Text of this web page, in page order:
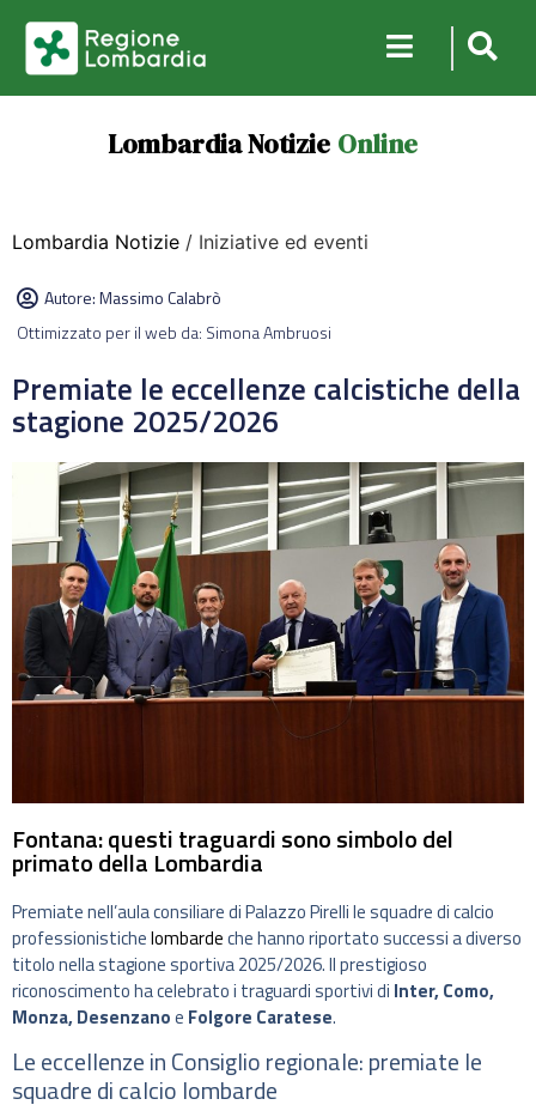
Lombardia Notizie Online
Lombardia Notizie / Iniziative ed eventi
Autore:Massimo Calabrò
Ottimizzato per il web da: Simona Ambruosi
Premiate le eccellenze calcistiche della
stagione 2025/2026
Fontana: questi traguardi sono simbolo del
primato della Lombardia
Premiate nell’aula consiliare di Palazzo Pirelli le squadre di calcio
professionistichelombardeche hanno riportato successi a diverso
titolo nella stagione sportiva 2025/2026. Il prestigioso
riconoscimento ha celebrato i traguardi sportivi di Inter, Como,
Monza, Desenzanoe Folgore Caratese.
Le eccellenze in Consiglio regionale: premiate le
squadre di calcio lombarde